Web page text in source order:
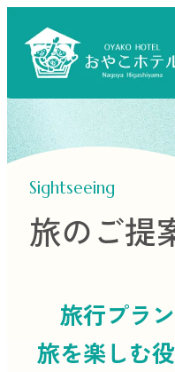
Sightseeing
旅のご提
旅行プラ
旅を楽しむ